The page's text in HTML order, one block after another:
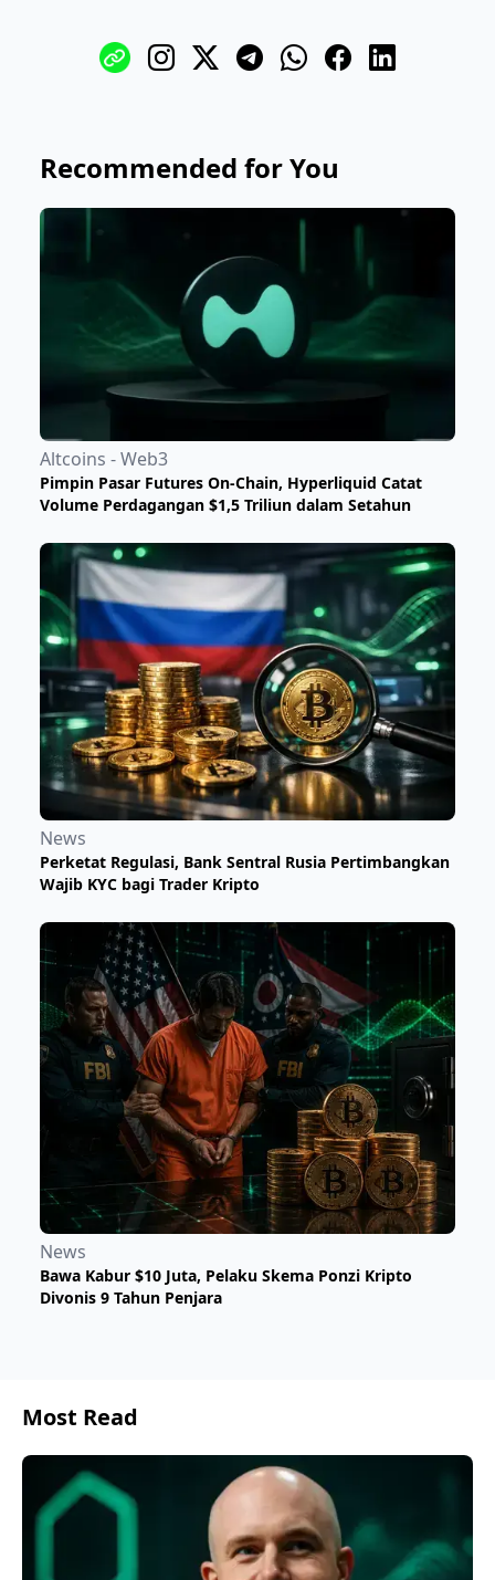
Recommended for You
Altcoins - Web3
Pimpin Pasar Futures On-Chain, Hyperliquid Catat
Volume Perdagangan $1,5 Triliun dalam Setahun
News
Perketat Regulasi, Bank Sentral Rusia Pertimbangkan
Wajib KYC bagi Trader Kripto
News
Bawa Kabur $10 Juta, Pelaku Skema Ponzi Kripto
Divonis 9 Tahun Penjara
Most Read